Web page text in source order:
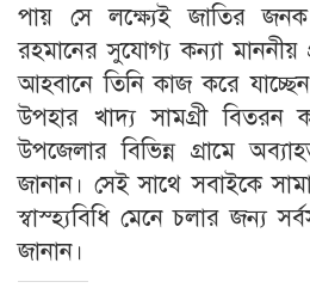
পায় সে লক্ষ্যেই জাতির
রহমানের সুযোগ্য কন্যা মাননীয়
আহবানে তিনি কাজ করে
উপহার খাদ্য সামগ্রী বিতরন
উপজেলার বিভিন্ন গ্রামে
জানান। সেই সাথে সবাইকে
স্বাস্হ্যবিধি মেনে চলার জন্য
জানান।